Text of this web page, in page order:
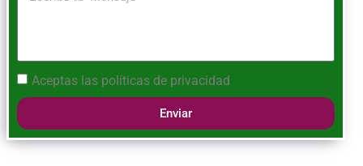
Aceptas las políticas de privacidad
Enviar